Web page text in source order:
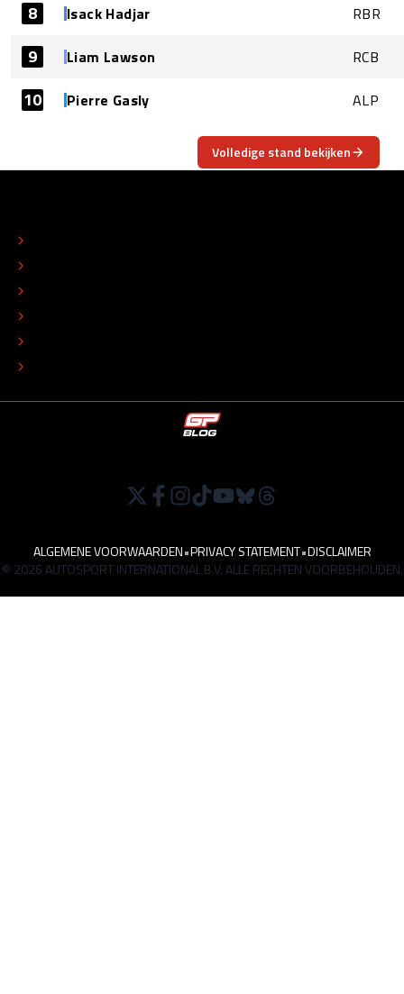
8 Isack Hadjar RBR
9 Liam Lawson RCB
10 Pierre Gasly ALP
Volledige stand bekijken
ALGEMENE VOORWAARDEN•PRIVACY STATEMENT•DISCLAIMER
© 2026 AUTOSPORT INTERNATIONAL B.V. ALLE RECHTEN VOORBEHOUDEN.